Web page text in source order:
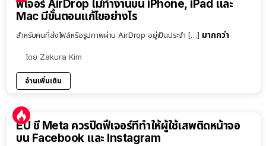
ฟีเจอร์ AirDrop ไม่ทำงานบน iPhone, iPad และ
Mac มีขั้นตอนแก้ไขอย่างไร
สำหรับคนที่ส่งไฟล์หรือรูปภาพผ่าน AirDrop อยู่เป็นประจำ […] มากกว่า
โดย Zakura Kim
อ่านเพิ่มเติม
EU ชี้ Meta ควรปิดฟีเจอร์ที่ทำให้ผู้ใช้เสพติดหน้าจอ
บน Facebook และ Instagram